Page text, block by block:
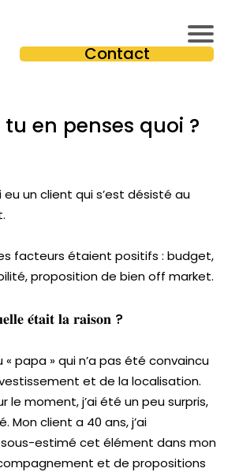
In
m
n
Contact
tu en penses quoi ?
eu un client qui s’est désisté au
facteurs étaient positifs : budget,
proposition de bien off market.
𝐞́𝐭𝐚𝐢𝐭 𝐥𝐚 𝐫𝐚𝐢𝐬𝐨𝐧 ?
« papa » qui n’a pas été convaincu
et de la localisation.
le moment, j’ai été un peu surpris,
Mon client a 40 ans, j’ai
estimé cet élément dans mon
et de propositions